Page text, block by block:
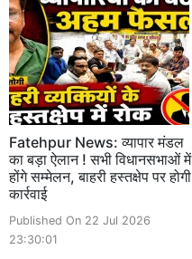
Fatehpur News: व्यापार मंडल
का बड़ा ऐलान ! सभी विधानसभाओं में
होंगे सम्मेलन, बाहरी हस्तक्षेप पर होगी
कार्रवाई
Published On 22 Jul 2026
23:30:01